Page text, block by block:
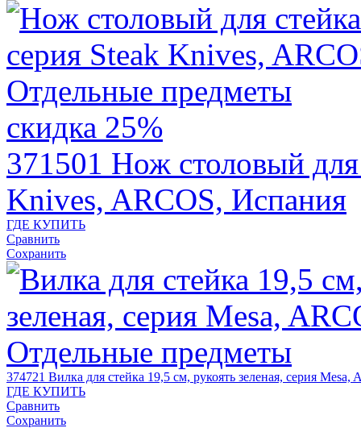
скидка 25%
371501 Нож столовый
Knives, ARCOS, Испания
ГДЕ КУПИТЬ
Сравнить
Сохранить
374721 Вилка для стейка 19,5 см, рукоять зеленая, серия
ГДЕ КУПИТЬ
Сравнить
Сохранить